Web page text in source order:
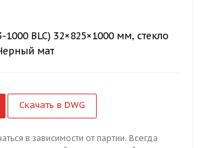
1000 BLC) 32×825×1000 мм, стекло
мат
Скачать в DWG
в зависимости от партии. Всегда